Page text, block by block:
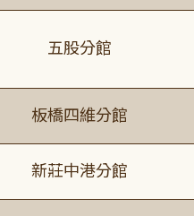
五股分館
板橋四維分館
新莊中港分館